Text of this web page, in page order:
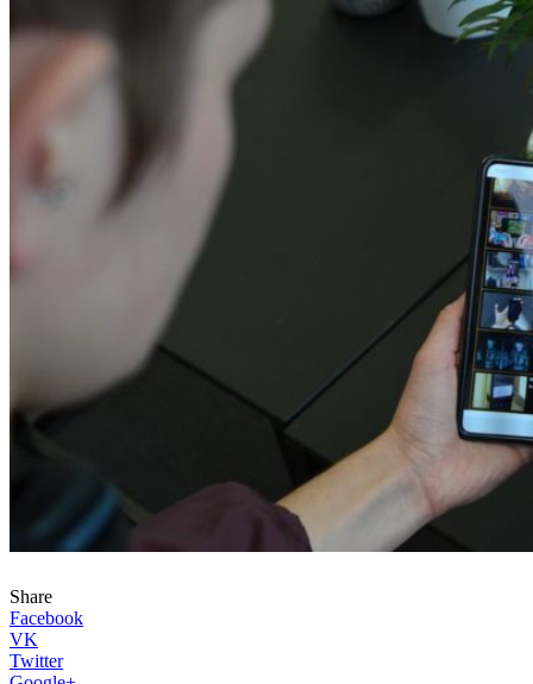
Share
Facebook
VK
Twitter